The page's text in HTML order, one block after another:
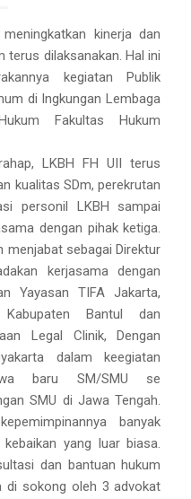
kinerja dan
dilaksanakan. Hal ini
kegiatan Publik
di lngkungan Lembaga
Fakultas Hukum
LKBH FH UII terus
kualitas SDm, perekrutan
personil LKBH sampai
dengan pihak ketiga.
menjabat sebagai Direktur
kerjasama dengan
Yayasan TIFA Jakarta,
Bantul dan
Legal Clinik, Dengan
dalam keegiatan
baru SM/SMU se
SMU di Jawa Tengah.
banyak
yang luar biasa.
dan bantuan hukum
di sokong oleh 3 advokat